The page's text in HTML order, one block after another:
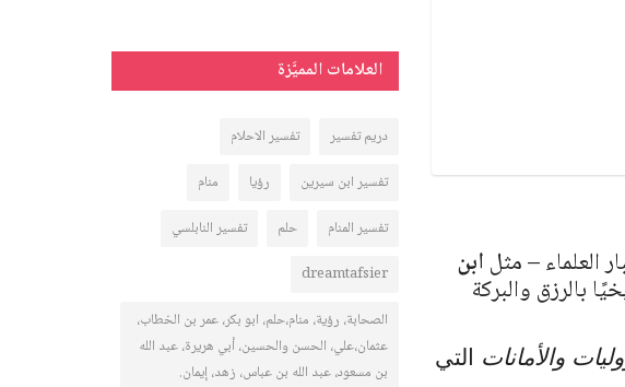
العلماء – مثلابن
بالرزق والبركة
والأمانات التي
العلامات المميَّزة
دريم تفسير
تفسير الاحلام
تفسير ابن سيرين
رؤيا
منام
تفسير المنام
حلم
تفسير النابلسي
dreamtafsier
الصحابة، رؤية، منام،حلم، ابو بكر، عمر بن الخطاب،
عثمان،علي، الحسن والحسين، أبي هريرة، عبد الله
بن مسعود، عبد الله بن عباس، زهد، إيمان.